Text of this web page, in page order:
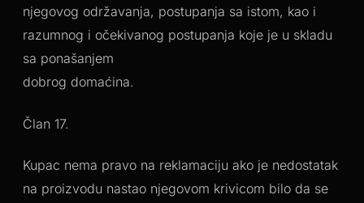
njegovog održavanja, postupanja sa istom, kao i
razumnog i očekivanog postupanja koje je u skladu
sa ponašanjem
dobrog domaćina.
Član 17.
Kupac nema pravo na reklamaciju ako je nedostatak
na proizvodu nastao njegovom krivicom bilo da se